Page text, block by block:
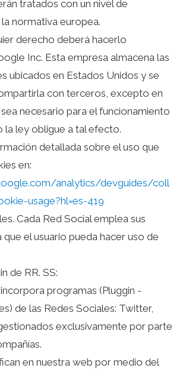
tratados con un nivel de
normativa europea.
derecho deberá hacerlo
Inc. Esta empresa almacena las
ubicados en Estados Unidos y se
con terceros, excepto en
necesario para el funcionamiento
la ley obligue a tal efecto.
detallada sobre el uso que
en:
analytics/devguides/coll
usage?hl=es-419
Cada Red Social emplea sus
el usuario pueda hacer uso de
de RR. SS:
programas (Pluggin -
de las Redes Sociales: Twitter,
exclusivamente por parte
en nuestra web por medio del